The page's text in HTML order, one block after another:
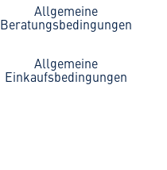
Allgemeine
Beratungsbedingungen
Allgemeine
Einkaufsbedingungen